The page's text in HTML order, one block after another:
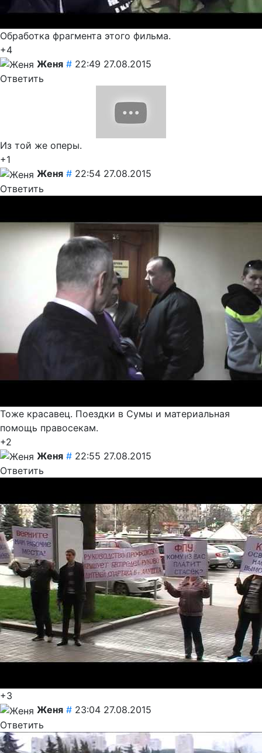
Обработка фрагмента этого фильма.
+4
Женя # 22:49 27.08.2015
Ответить
Из той же оперы.
+1
Женя # 22:54 27.08.2015
Ответить
Тоже красавец. Поездки в Сумы и материальная
помощь правосекам.
+2
Женя # 22:55 27.08.2015
Ответить
+3
Женя # 23:04 27.08.2015
Ответить